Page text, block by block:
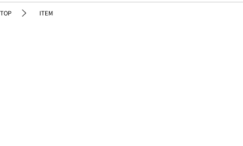
TOP ITEM